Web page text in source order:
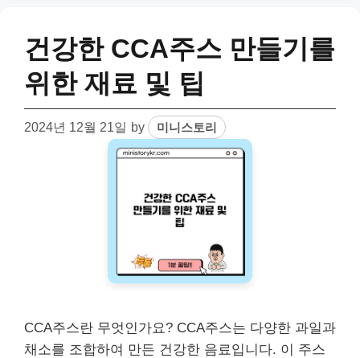
건강한 CCA주스 만들기를
위한 재료 및 팁
2024년 12월 21일 by 미니스토리
CCA주스란 무엇인가요? CCA주스는 다양한 과일과
채소를 조합하여 만든 건강한 음료입니다. 이 주스